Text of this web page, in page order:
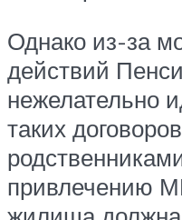
Однако из-за
действий
нежелательно
таких
привлечению